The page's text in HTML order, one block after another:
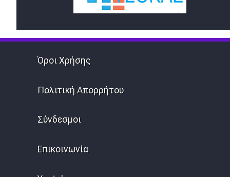
Όροι Χρήσης
Πολιτική Απορρήτου
Σύνδεσμοι
Επικοινωνία